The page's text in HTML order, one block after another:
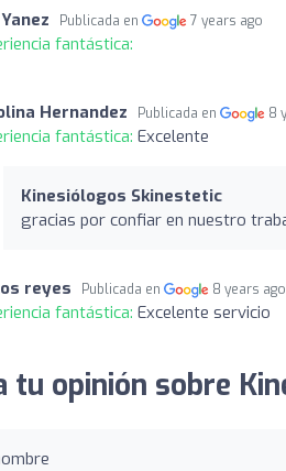
Publicada en 7 years ago
fantástica:
Hernandez Publicada en 8
fantástica: Excelente
Kinesiólogos Skinestetic
gracias por confiar en nuestro
reyes Publicada en 8 years ago
fantástica: Excelente servicio
tu opinión sobre